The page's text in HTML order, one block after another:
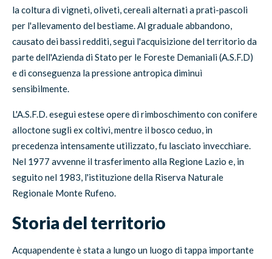
la coltura di vigneti, oliveti, cereali alternati a prati-pascoli
per l'allevamento del bestiame. Al graduale abbandono,
causato dei bassi redditi, seguì l'acquisizione del territorio da
parte dell'Azienda di Stato per le Foreste Demaniali (A.S.F.D)
e di conseguenza la pressione antropica diminuì
sensibilmente.
L'A.S.F.D. eseguì estese opere di rimboschimento con conifere
alloctone sugli ex coltivi, mentre il bosco ceduo, in
precedenza intensamente utilizzato, fu lasciato invecchiare.
Nel 1977 avvenne il trasferimento alla Regione Lazio e, in
seguito nel 1983, l'istituzione della Riserva Naturale
Regionale Monte Rufeno.
Storia del territorio
Acquapendente è stata a lungo un luogo di tappa importante